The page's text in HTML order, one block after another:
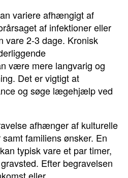
variere afhængigt af
af infektioner eller
vare 2-3 dage. Kronisk
være mere langvarig og
Det er vigtigt at
og søge lægehjælp ved
afhænger af kulturelle
familiens ønsker. En
typisk vare et par timer,
Efter begravelsen